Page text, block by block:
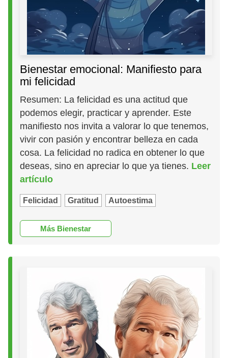
Bienestar emocional: Manifiesto para
mi felicidad
Resumen: La felicidad es una actitud que
podemos elegir, practicar y aprender. Este
manifiesto nos invita a valorar lo que tenemos,
vivir con pasión y encontrar belleza en cada
cosa. La felicidad no radica en obtener lo que
deseas, sino en apreciar lo que ya tienes. Leer
artículo
Felicidad Gratitud Autoestima
Más Bienestar